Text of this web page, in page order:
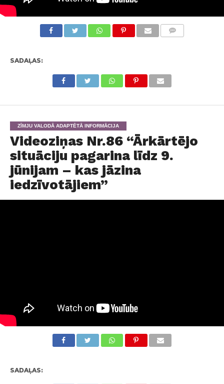
SADAĻAS:
ZĪMJU VALODĀ ADAPTĒTĀ INFORMĀCIJA
Videoziņas Nr.86 “Ārkārtējo
situāciju pagarina līdz 9.
jūnijam – kas jāzina
iedzīvotājiem”
SADAĻAS: